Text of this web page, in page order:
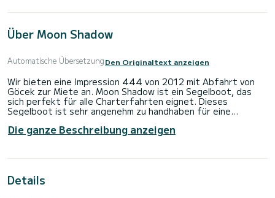
Über Moon Shadow
Automatische ÜbersetzungDen Originaltext anzeigen
Wir bieten eine Impression 444 von 2012 mit Abfahrt von
Göcek zur Miete an. Moon Shadow ist ein Segelboot, das
sich perfekt für alle Charterfahrten eignet. Dieses
Segelboot ist sehr angenehm zu handhaben für eine
Das Boot verfügt über 4 Kabinen mit allem Komfort und
Metern und 75 PS wird es Ihr bester Freund sein, wenn Sie
Die ganze Beschreibung anzeigen
Details